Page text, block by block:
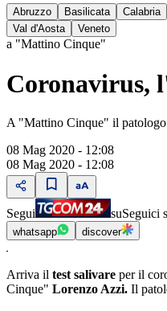
Abruzzo Basilicata Calabria
Val d'Aosta
Veneto
a "Mattino Cinque"
Coronavirus,
A "Mattino Cinque" il
08 Mag 2020 - 12:08
08 Mag 2020 - 12:08
Segui suSeguici
whatsapp discover
Arriva il test salivare per il
Cinque" Lorenzo Azzi. Il